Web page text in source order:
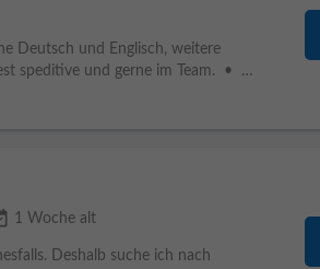
Deutsch und Englisch, weitere
speditive und gerne im Team. • …
1 Woche alt
Deshalb suche ich nach